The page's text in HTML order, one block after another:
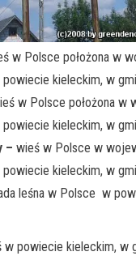
w Polsce położona w
kieleckim, w
w Polsce położona w
kieleckim, w
– wieś w Polsce w
kieleckim, w
leśna w Polsce w
w powiecie kieleckim, w